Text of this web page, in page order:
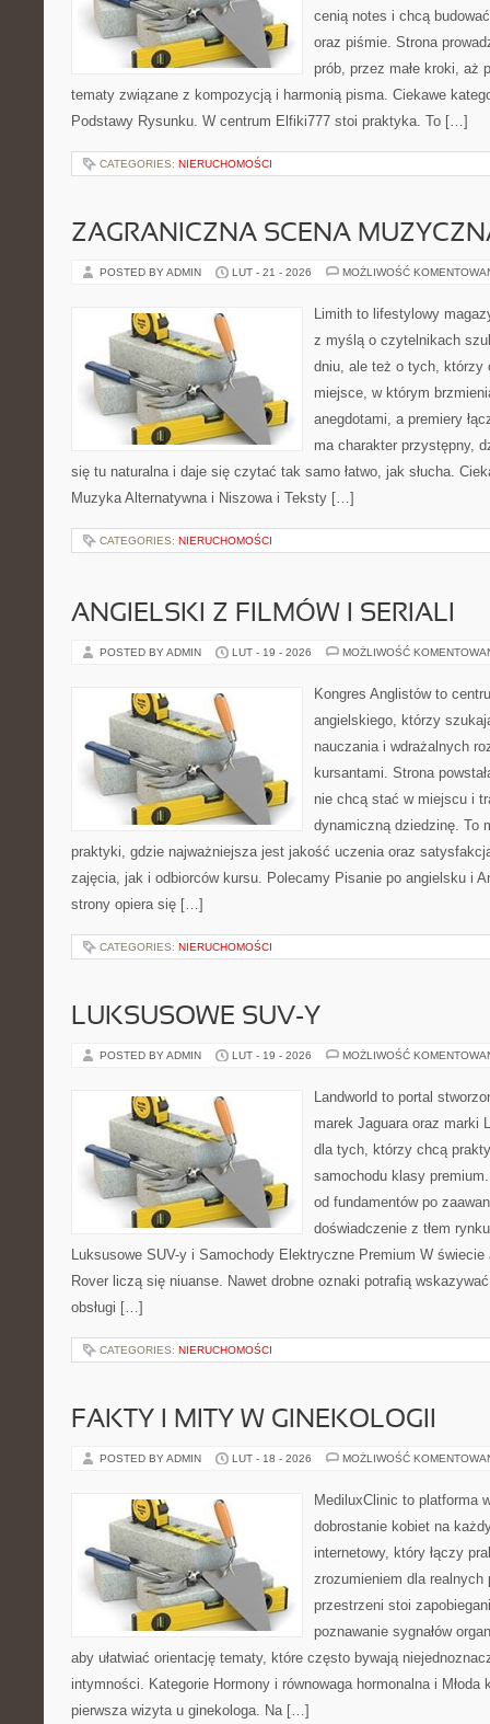
cenią notes i chcą
oraz piśmie. Strona
prób, przez małe kroki, aż
tematy związane z kompozycją i harmonią pisma. Ciekawe
Podstawy Rysunku. W centrum Elfiki777 stoi praktyka. To […]
CATEGORIES: NIERUCHOMOŚCI
ZAGRANICZNA SCENA
POSTED BY ADMIN LUT - 21 - 2026 MOŻLIWOŚĆ
Limith to lifestylowy
z myślą o czytelnikach
dniu, ale też o tych, którzy
miejsce, w którym
anegdotami, a premiery
ma charakter przystępny,
się tu naturalna i daje się czytać tak samo łatwo, jak słucha.
Muzyka Alternatywna i Niszowa i Teksty […]
CATEGORIES: NIERUCHOMOŚCI
ANGIELSKI Z FILMÓW I SERIALI
POSTED BY ADMIN LUT - 19 - 2026 MOŻLIWOŚĆ
Kongres Anglistów to
angielskiego, którzy
nauczania i wdrażalnych
kursantami. Strona
nie chcą stać w miejscu i
dynamiczną dziedzinę. To
praktyki, gdzie najważniejsza jest jakość uczenia oraz
zajęcia, jak i odbiorców kursu. Polecamy Pisanie po angielsku i
strony opiera się […]
CATEGORIES: NIERUCHOMOŚCI
LUKSUSOWE SUV-Y
POSTED BY ADMIN LUT - 19 - 2026 MOŻLIWOŚĆ
Landworld to portal
marek Jaguara oraz marki
dla tych, którzy chcą
samochodu klasy
od fundamentów po
doświadczenie z tłem
Luksusowe SUV-y i Samochody Elektryczne Premium W świecie
Rover liczą się niuanse. Nawet drobne oznaki potrafią
obsługi […]
CATEGORIES: NIERUCHOMOŚCI
FAKTY I MITY W GINEKOLOGII
POSTED BY ADMIN LUT - 18 - 2026 MOŻLIWOŚĆ
MediluxClinic to platforma
dobrostanie kobiet na
internetowy, który łączy
zrozumieniem dla
przestrzeni stoi
poznawanie sygnałów
aby ułatwiać orientację tematy, które często bywają
intymności. Kategorie Hormony i równowaga hormonalna i Młoda
pierwsza wizyta u ginekologa. Na […]